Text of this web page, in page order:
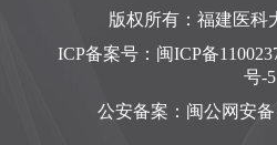
版权所有：福建医科
ICP备案号： 闽ICP备
号-5
公安备案： 闽公网安备